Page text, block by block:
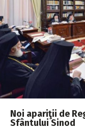
Noi apariţii de
Sfântului Sinod